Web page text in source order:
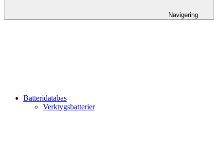
Navigering
Batteridatabas
Verktygsbatterier